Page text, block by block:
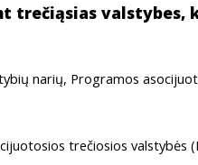
valstybes,
narių, Programos
trečiosios